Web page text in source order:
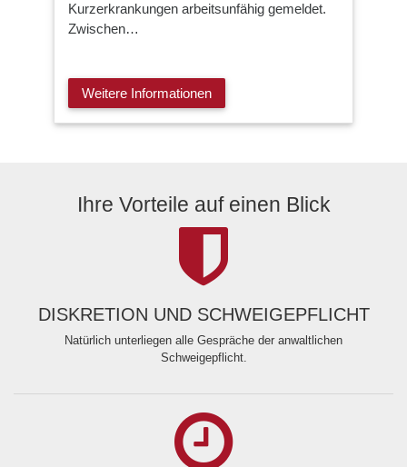
Kurzerkrankungen arbeitsunfähig gemeldet.
Zwischen…
Weitere Informationen
Ihre Vorteile auf einen Blick
DISKRETION UND SCHWEIGEPFLICHT
Natürlich unterliegen alle Gespräche der anwaltlichen
Schweigepflicht.